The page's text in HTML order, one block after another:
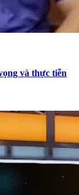
và thực tiễn